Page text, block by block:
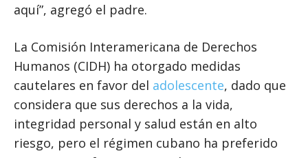
aquí”, agregó el padre.
La Comisión Interamericana de Derechos
Humanos (CIDH) ha otorgado medidas
cautelares en favor del adolescente, dado que
considera que sus derechos a la vida,
integridad personal y salud están en alto
riesgo, pero el régimen cubano ha preferido